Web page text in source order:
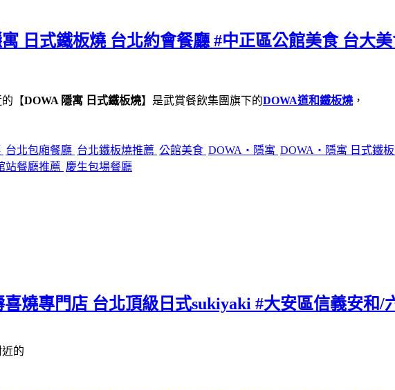
日式鐵板燒 台北約會餐廳 #中正區公館美食 台大
的【DOWA 隱寓 日式鐵板燒】是武賞餐飲集團旗下的DOWA道和鐵板燒 ，
台北包廂餐廳 台北鐵板燒推薦 公館美食 DOWA・隱寓 DOWA・隱寓 日式鐵
站餐廳推薦 慶生包場餐廳
燒專門店 台北頂級日式sukiyaki #大安區信義安和/
近的